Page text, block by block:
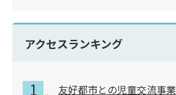
アクセスランキング
友好都市との児童交流事業